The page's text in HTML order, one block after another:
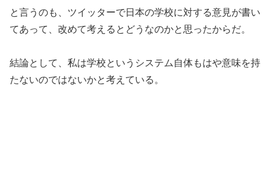
と言うのも、ツイッターで日本の学校に対する意見が書い
てあって、改めて考えるとどうなのかと思ったからだ。
結論として、私は学校というシステム自体もはや意味を持
たないのではないかと考えている。